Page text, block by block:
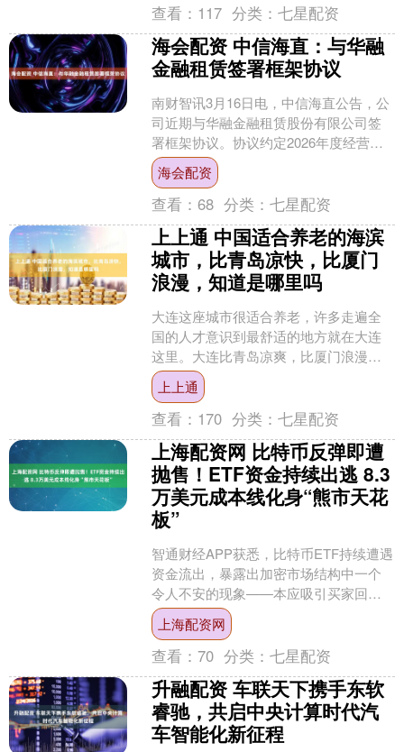
查看： 117 分类：七星配资
海会配资 中信海直：与华融
金融租赁签署框架协议
南财智讯3月16日电，中信海直公告，公
司近期与华融金融租赁股份有限公司签
署框架协议。协议约定2026年度经营性
租赁服务年度租金上限为2.02亿元，融资
租赁服务年....
海会配资
查看：68 分类：七星配资
上上通 中国适合养老的海滨
城市，比青岛凉快，比厦门
浪漫，知道是哪里吗
大连这座城市很适合养老，许多走遍全
国的人才意识到最舒适的地方就在大连
这里。大连比青岛凉爽，比厦门浪漫，
它是被大海所宠爱的北方明珠。外地人
觉得夏天哪里都热得受不了....
上上通
查看： 170 分类：七星配资
上海配资网 比特币反弹即遭
抛售！ETF资金持续出逃 8.3
万美元成本线化身“熊市天花
板”
智通财经APP获悉，比特币ETF持续遭遇
资金流出，暴露出加密市场结构中一个
令人不安的现象——本应吸引买家回归
的价格区间，反而成为部分投资者最集
中抛售的区域。 根....
上海配资网
查看：70 分类：七星配资
升融配资 车联天下携手东软
睿驰，共启中央计算时代汽
车智能化新征程